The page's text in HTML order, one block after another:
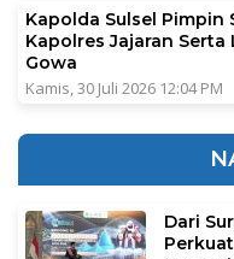
Kapolda Sulsel Pimpin
Kapolres Jajaran
Gowa
Kamis, 30 Juli 2026 12:04 PM
Dari